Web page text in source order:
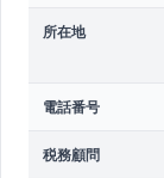
所在地
電話番号
税務顧問